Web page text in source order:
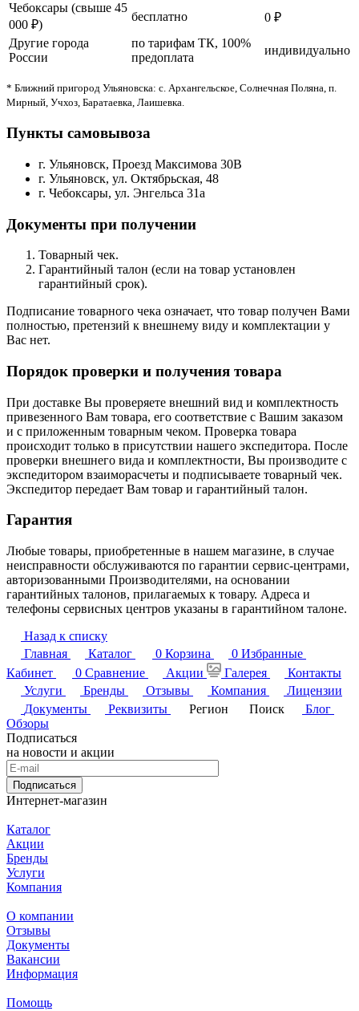
Чебоксары (свыше 45
000 ₽)
бесплатно
0 ₽
Другие города
России
по тарифам ТК, 100%
предоплата
индивидуально
* Ближний пригород Ульяновска: с. Архангельское, Солнечная Поляна, п.
Мирный, Учхоз, Баратаевка, Лаишевка.
Пункты самовывоза
г. Ульяновск, Проезд Максимова 30В
г. Ульяновск, ул. Октябрьская, 48
г. Чебоксары, ул. Энгельса 31а
Документы при получении
Товарный чек.
Гарантийный талон (если на товар установлен
гарантийный срок).
Подписание товарного чека означает, что товар получен Вами
полностью, претензий к внешнему виду и комплектации у
Вас нет.
Порядок проверки и получения товара
При доставке Вы проверяете внешний вид и комплектность
привезенного Вам товара, его соответствие с Вашим заказом
и с приложенным товарным чеком. Проверка товара
происходит только в присутствии нашего экспедитора. После
проверки внешнего вида и комплектности, Вы производите с
экспедитором взаиморасчеты и подписываете товарный чек.
Экспедитор передает Вам товар и гарантийный талон.
Гарантия
Любые товары, приобретенные в нашем магазине, в случае
неисправности обслуживаются по гарантии сервис-центрами,
авторизованными Производителями, на основании
гарантийных талонов, прилагаемых к товару. Адреса и
телефоны сервисных центров указаны в гарантийном талоне.
Назад к списку
Главная
Каталог 0 Корзина 0 Избранные
Кабинет
0 Сравнение Акции Галерея
Контакты
Услуги
Бренды Отзывы Компания
Лицензии
Документы
Реквизиты Регион Поиск
Блог
Обзоры
Подписаться
на новости и акции
Подписаться
Интернет-магазин
Каталог
Акции
Бренды
Услуги
Компания
О компании
Отзывы
Документы
Вакансии
Информация
Помощь